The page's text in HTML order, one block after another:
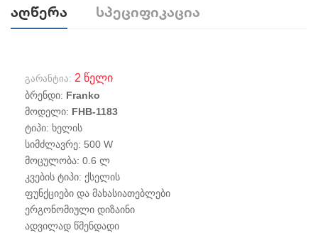
Აღწერა Სპეციფიკაცია
გარანტია: 2 წელი
ბრენდი: Franko
მოდელი: FHB-1183
ტიპი: ხელის
სიმძლავრე: 500 W
მოცულობა: 0.6 ლ
კვების ტიპი: ქსელის
ფუნქციები და მახასიათებლები
ერგონომიული დიზაინი
ადვილად წმენდადი